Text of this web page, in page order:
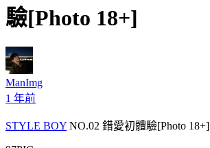
驗[Photo 18+]
ManImg
1 年前
STYLE BOY NO.02 錯愛初體驗[Photo 18+]